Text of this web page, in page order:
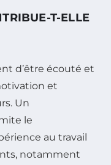
T-ELLE
d’être écouté et
et
Un
le
au travail
notamment